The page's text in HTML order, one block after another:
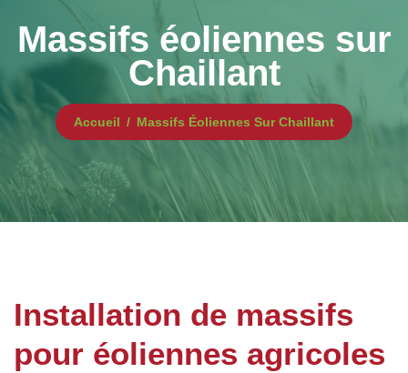
Massifs éoliennes sur
Chaillant
Accueil Massifs Éoliennes Sur Chaillant
Installation de massifs
pour éoliennes agricoles